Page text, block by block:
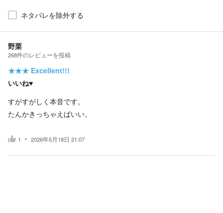
ネタバレを除外する
野栗
268件のレビューを投稿
★★★ Excellent!!!
いいね♥️
すがすがしく本音です。
たんかきっちゃえばいい。
1 2026年5月18日 21:07